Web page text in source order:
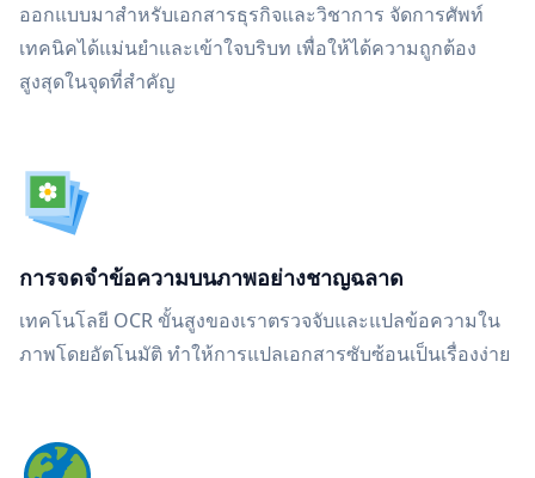
ออกแบบมาสำหรับเอกสารธุรกิจและวิชาการ จัดการศัพท์
เทคนิคได้แม่นยำและเข้าใจบริบท เพื่อให้ได้ความถูกต้อง
สูงสุดในจุดที่สำคัญ
การจดจำข้อความบนภาพอย่างชาญฉลาด
เทคโนโลยี OCR ขั้นสูงของเราตรวจจับและแปลข้อความใน
ภาพโดยอัตโนมัติ ทำให้การแปลเอกสารซับซ้อนเป็นเรื่องง่าย